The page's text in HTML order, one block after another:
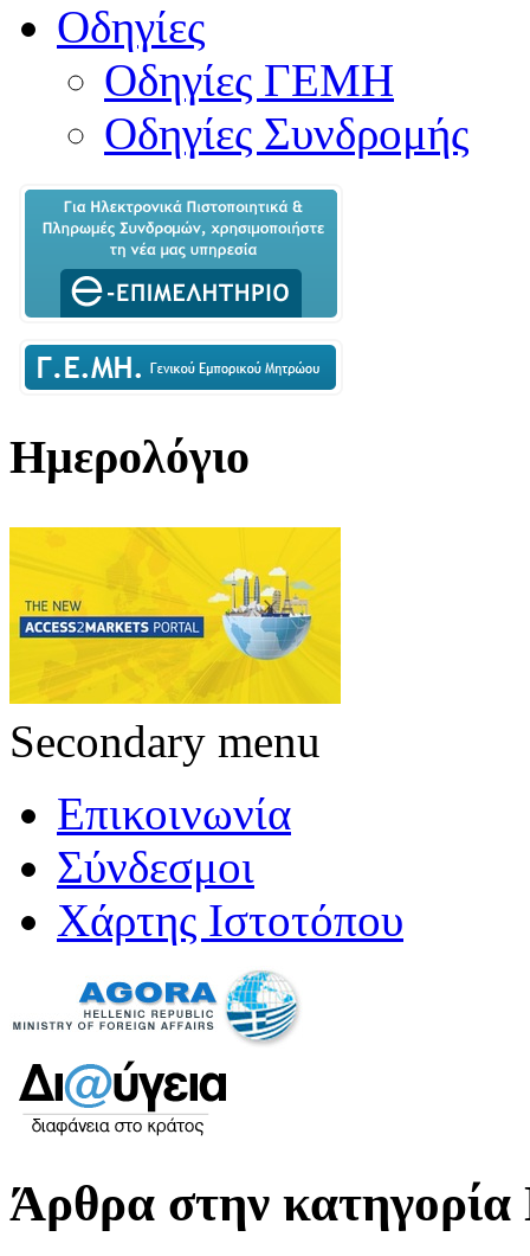
Οδηγίες
Οδηγίες ΓΕΜΗ
Οδηγίες Συνδρομής
Ημερολόγιο
Secondary menu
Επικοινωνία
Σύνδεσμοι
Χάρτης Ιστοτόπου
Άρθρα στην κατηγορία